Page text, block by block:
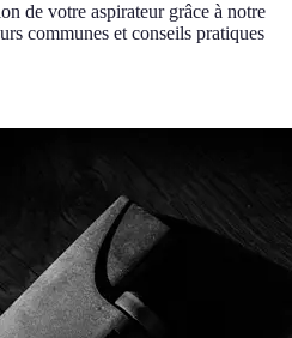
de votre aspirateur grâce à notre
communes et conseils pratiques